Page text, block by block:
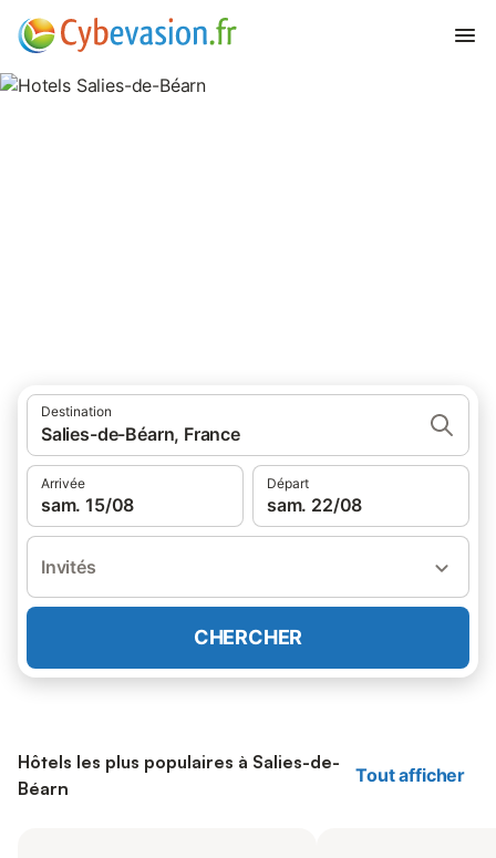
Destination
Salies-de-Béarn, France
Arrivée
sam. 15/08
Départ
sam. 22/08
Invités
CHERCHER
Hôtels les plus populaires à Salies-de-
Béarn
Tout afficher